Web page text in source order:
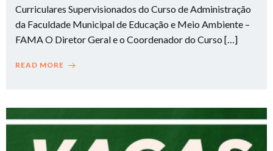
Curriculares Supervisionados do Curso de Administração
da Faculdade Municipal de Educação e Meio Ambiente –
FAMA O Diretor Geral e o Coordenador do Curso […]
READ MORE